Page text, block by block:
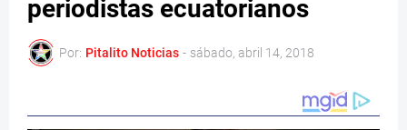
periodistas ecuatorianos
Por: Pitalito Noticias - sábado, abril 14, 2018